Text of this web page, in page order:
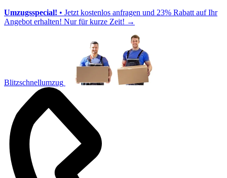
Umzugsspecial! • Jetzt kostenlos anfragen und 23% Rabatt auf Ihr
Angebot erhalten! Nur für kurze Zeit! →
Blitzschnellumzug